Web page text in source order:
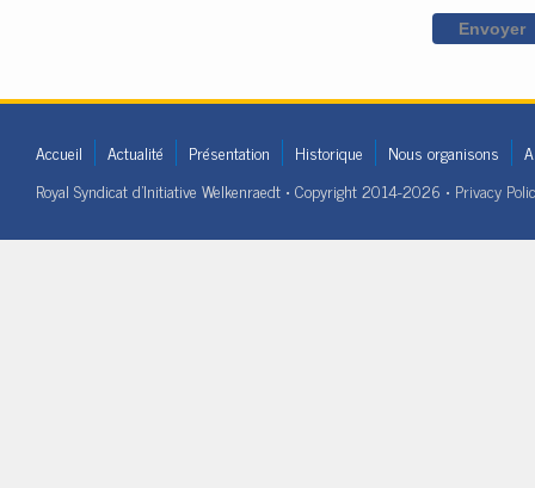
Accueil Actualité Présentation Historique Nous organisons
Royal Syndicat d'Initiative Welkenraedt • Copyright 2014-2026 • Privacy